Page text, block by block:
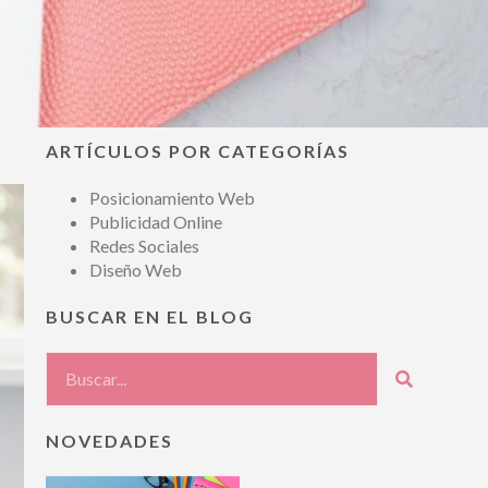
ARTÍCULOS POR CATEGORÍAS
Posicionamiento Web
Publicidad Online
Redes Sociales
Diseño Web
BUSCAR EN EL BLOG
NOVEDADES